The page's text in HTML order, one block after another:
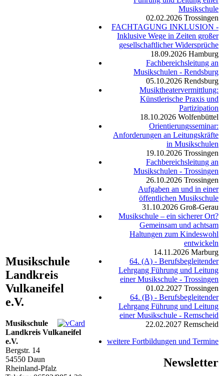
Musikschule
Landkreis
Vulkaneifel
e.V.
Musikschule
Landkreis Vulkaneifel
e.V.
Bergstr. 14
54550 Daun
Rheinland-Pfalz
Musikschule
02.02.2026 Trossingen
FACHTAGUNG INKLUSION -
Inklusive Wege in Zeiten großer
gesellschaftlicher Widersprüche
18.09.2026 Hamburg
Fachbereichsleitung an
Musikschulen - Rendsburg
05.10.2026 Rendsburg
Musiktheatervermittlung:
Künstlerische Praxis und
Partizipation
18.10.2026 Wolfenbüttel
Orientierungsseminar:
Anforderungen an Leitungskräfte
in Musikschulen
19.10.2026 Trossingen
Fachbereichsleitung an
Musikschulen - Trossingen
26.10.2026 Trossingen
Aufgaben an und in einer
öffentlichen Musikschule
31.10.2026 Groß-Gerau
Musikschule – ein sicherer Ort?
Gemeinsam und achtsam
Haltungen zum Kindeswohl
entwickeln
14.11.2026 Marburg
64. (A) - Berufsbegleitender
Lehrgang Führung und Leitung
einer Musikschule - Trossingen
01.02.2027 Trossingen
64. (B) - Berufsbegleitender
Lehrgang Führung und Leitung
einer Musikschule - Remscheid
22.02.2027 Remscheid
weitere Fortbildungen und Termine
Newsletter